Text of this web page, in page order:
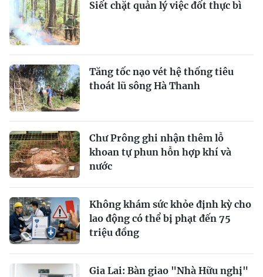
Siết chặt quản lý việc đốt thực bì
Tăng tốc nạo vét hệ thống tiêu
thoát lũ sông Hà Thanh
Chư Prông ghi nhận thêm lỗ
khoan tự phun hỗn hợp khí và
nước
Không khám sức khỏe định kỳ cho
lao động có thể bị phạt đến 75
triệu đồng
Gia Lai: Bàn giao "Nhà Hữu nghị"